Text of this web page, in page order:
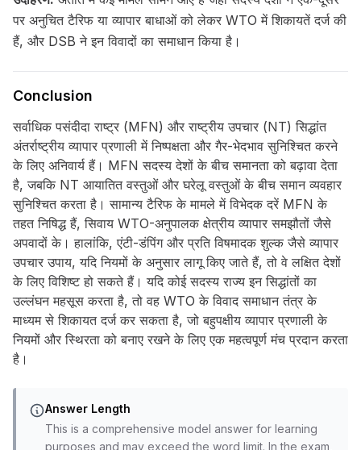
पर अनुचित टैरिफ या व्यापार बाधाओं को लेकर WTO में शिकायतें दर्ज की
हैं, और DSB ने इन विवादों का समाधान किया है।
Conclusion
सर्वाधिक पसंदीदा राष्ट्र (MFN) और राष्ट्रीय उपचार (NT) सिद्धांत
अंतर्राष्ट्रीय व्यापार प्रणाली में निष्पक्षता और गैर-भेदभाव सुनिश्चित करने
के लिए अनिवार्य हैं। MFN सदस्य देशों के बीच समानता को बढ़ावा देता
है, जबकि NT आयातित वस्तुओं और घरेलू वस्तुओं के बीच समान व्यवहार
सुनिश्चित करता है। सामान्य टैरिफ के मामले में विभेदक दरें MFN के
तहत निषिद्ध हैं, सिवाय WTO-अनुपालक क्षेत्रीय व्यापार समझौतों जैसे
अपवादों के। हालांकि, एंटी-डंपिंग और प्रति विषमादक शुल्क जैसे व्यापार
उपचार उपाय, यदि नियमों के अनुसार लागू किए जाते हैं, तो वे लक्षित देशों
के लिए विशिष्ट हो सकते हैं। यदि कोई सदस्य राज्य इन सिद्धांतों का
उल्लंघन महसूस करता है, तो वह WTO के विवाद समाधान तंत्र के
माध्यम से शिकायत दर्ज कर सकता है, जो बहुपक्षीय व्यापार प्रणाली के
नियमों और स्थिरता को बनाए रखने के लिए एक महत्वपूर्ण मंच प्रदान करता
है।
Answer Length
This is a comprehensive model answer for learning
purposes and may exceed the word limit. In the exam,